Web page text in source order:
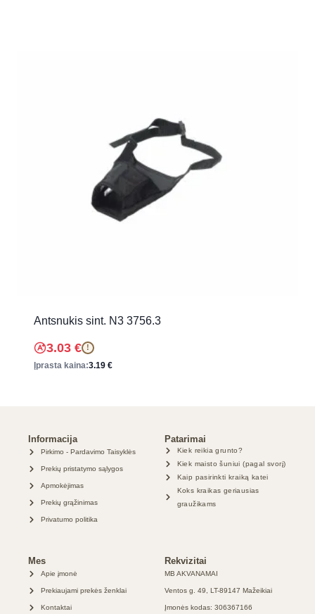
Antsnukis sint. N3 3756.3
3.03 € !
Įprasta kaina:3.19 €
Informacija
Pirkimo - Pardavimo Taisyklės
Prekių pristatymo sąlygos
Apmokėjimas
Prekių grąžinimas
Privatumo politika
Patarimai
Kiek reikia grunto?
Kiek maisto šuniui (pagal svorį)
Kaip pasirinkti kraiką katei
Koks kraikas geriausias
graužikams
Mes
Apie įmonė
Prekiaujami prekės ženklai
Kontaktai
Rekvizitai
MB AKVANAMAI
Ventos g. 49, LT-89147 Mažeikiai
Įmonės kodas: 306367166